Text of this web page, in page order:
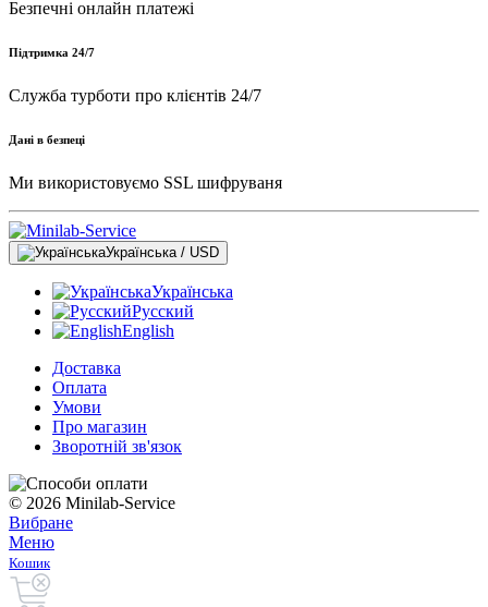
Безпечні онлайн платежі
Підтримка 24/7
Служба турботи про клієнтів 24/7
Дані в безпеці
Ми використовуємо SSL шифруваня
Українська / USD
Українська
Русский
English
Доставка
Оплата
Умови
Про магазин
Зворотній зв'язок
© 2026 Minilab-Service
Вибране
Меню
Кошик